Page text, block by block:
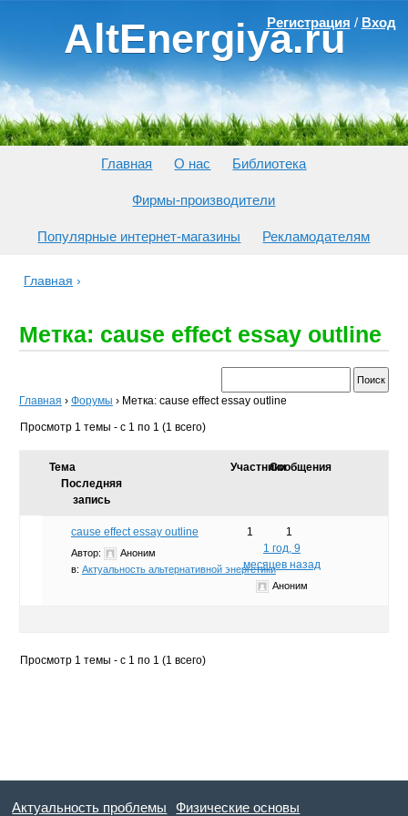
AltEnergiya.ru
Регистрация / Вход
Главная О нас Библиотека
Фирмы-производители
Популярные интернет-магазины Рекламодателям
Главная ›
Метка: cause effect essay outline
Главная › Форумы › Метка: cause effect essay outline
Просмотр 1 темы - с 1 по 1 (1 всего)
Тема УчастникиСообщения
Последняя
запись
cause effect essay outline
Автор:
Аноним
в: Актуальность альтернативной энергетики
1
1
1 год, 9
месяцев назад
Аноним
Просмотр 1 темы - с 1 по 1 (1 всего)
Актуальность проблемы Физические основы